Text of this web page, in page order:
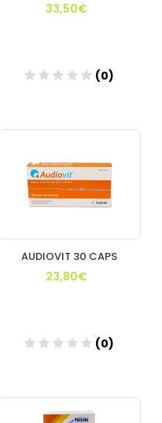
33,50€
(0)
AUDIOVIT 30 CAPS
23,80€
(0)